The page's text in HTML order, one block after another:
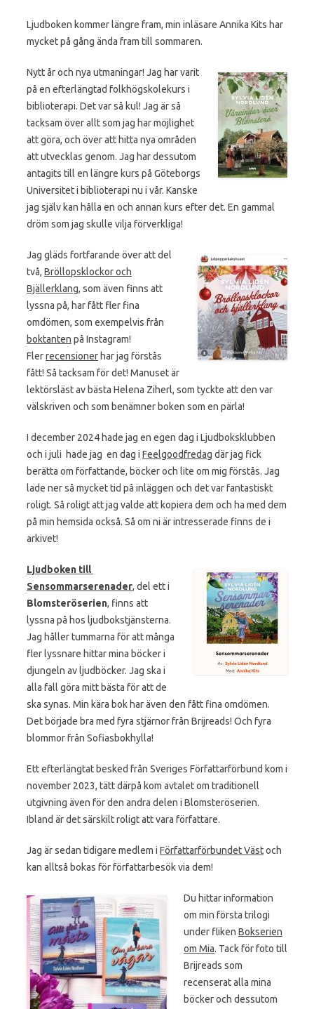
Ljudboken kommer längre fram, min inläsare Annika Kits har
mycket på gång ända fram till sommaren.
Nytt år och nya utmaningar! Jag har varit
på en efterlängtad folkhögskolekurs i
biblioterapi. Det var så kul! Jag är så
tacksam över allt som jag har möjlighet
att göra, och över att hitta nya områden
att utvecklas genom. Jag har dessutom
antagits till en längre kurs på Göteborgs
Universitet i biblioterapi nu i vår. Kanske
jag själv kan hålla en och annan kurs efter det. En gammal
dröm som jag skulle vilja förverkliga!
Jag gläds fortfarande över att del
två, Bröllopsklockor och
Bjällerklang, som även finns att
lyssna på, har fått fler fina
omdömen, som exempelvis från
boktanten på Instagram!
Flerrecensioner har jag förstås
fått! Så tacksam för det! Manuset är
lektörsläst av bästa Helena Ziherl, som tyckte att den var
välskriven och som benämner boken som en pärla!
I december 2024 hade jag en egen dag i Ljudboksklubben
och i juli hade jag en dag i Feelgoodfredag där jag fick
berätta om författande, böcker och lite om mig förstås. Jag
lade ner så mycket tid på inläggen och det var fantastiskt
roligt. Så roligt att jag valde att kopiera dem och ha med dem
på min hemsida också. Så om ni är intresserade finns de i
arkivet!
Ljudboken till
Sensommarserenader, del ett i
Blomsteröserien, finns att
lyssna på hos ljudbokstjänsterna.
Jag håller tummarna för att många
fler lyssnare hittar mina böcker i
djungeln av ljudböcker. Jag ska i
alla fall göra mitt bästa för att de
ska synas. Min kära bok har även den fått fina omdömen.
Det började bra med fyra stjärnor från Brijreads! Och fyra
blommor från Sofiasbokhylla!
Ett efterlängtat besked från Sveriges Författarförbund kom i
november 2023, tätt därpå kom avtalet om traditionell
utgivning även för den andra delen i Blomsteröserien.
Ibland är det särskilt roligt att vara författare.
Jag är sedan tidigare medlem i Författarförbundet Västoch
kan alltså bokas för författarbesök via dem!
Du hittar information
om min första trilogi
under fliken Bokserien
om Mia. Tack för foto till
Brijreads som
recenserat alla mina
böcker och dessutom